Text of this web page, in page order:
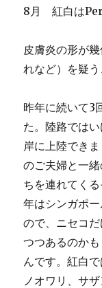
8月 紅白は
皮膚炎の形が
れなど）を疑う
昨年に続いて3
た。陸路では
岸に上陸でき
のご夫婦と一
ちを連れてく
年はシンガポ
ので、ニセコ
つつあるのか
んです。紅白
ノオワリ、サ